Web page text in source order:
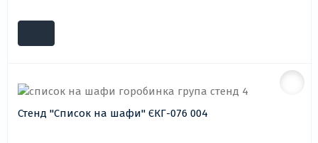
Стенд "Список на шафи" ЄКГ-076 004